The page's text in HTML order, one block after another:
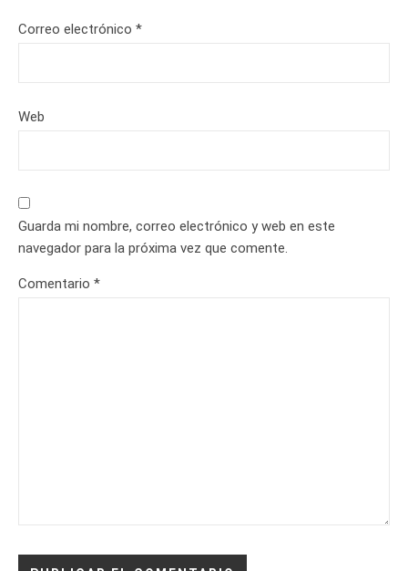
Correo electrónico *
Web
Guarda mi nombre, correo electrónico y web en este
navegador para la próxima vez que comente.
Comentario *